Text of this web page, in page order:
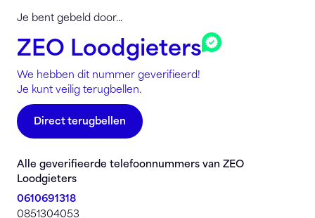
Je bent gebeld door...
ZEO Loodgieters
We hebben dit nummer geverifieerd!
Je kunt veilig terugbellen.
Direct terugbellen
Alle geverifieerde telefoonnummers van ZEO
Loodgieters
0610691318
0851304053
Lined-Up Business
Tarieven
Stel je vragen
Registreren